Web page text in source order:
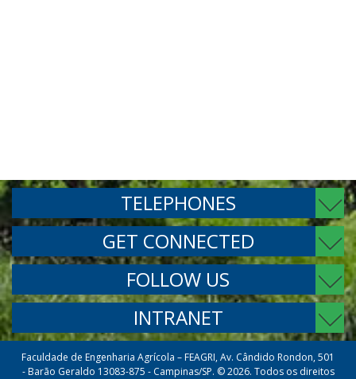
TELEPHONES
GET CONNECTED
FOLLOW US
INTRANET
Faculdade de Engenharia Agrícola – FEAGRI, Av. Cândido Rondon, 501
- Barão Geraldo 13083-875 - Campinas/SP. © 2026. Todos os direitos